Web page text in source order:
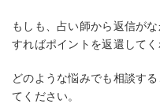
もしも、占い師から返信が
すればポイントを返還して
どのような悩みでも相談す
てください。